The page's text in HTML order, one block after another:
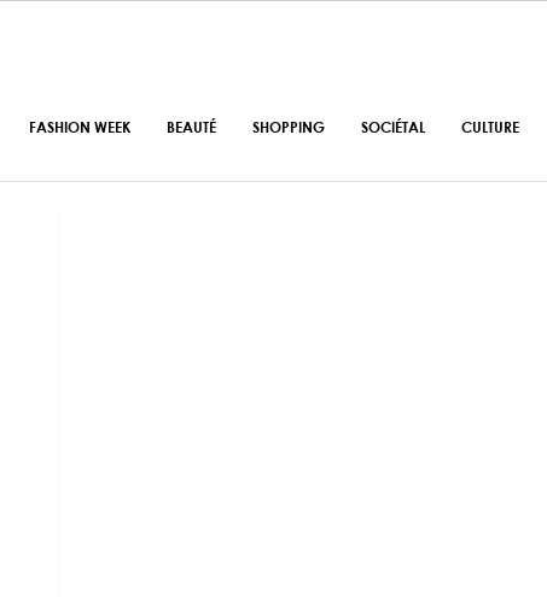
FASHION WEEK BEAUTÉ SHOPPING SOCIÉTAL CULTURE